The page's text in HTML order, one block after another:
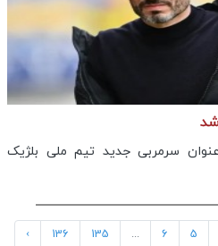
به عنوان سرمربی جدید تیم ملی بلژیک
5
6
...
135
136
›